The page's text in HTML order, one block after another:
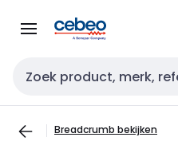
naar
naar
Zoekveld invoer
Breadcrumb bekijken